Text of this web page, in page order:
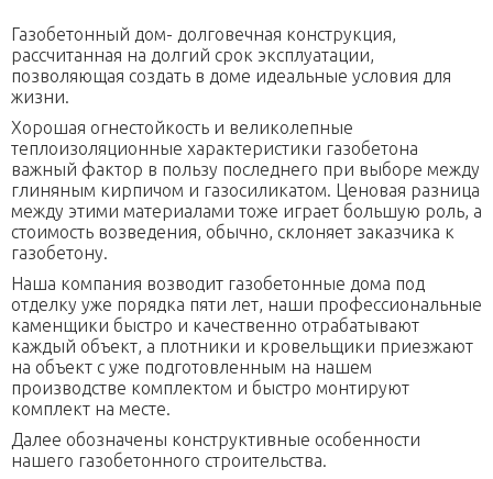
Наши технологии
Дополнительные работы
Фотогаларея
Кредит
Газобетонный дом- долговечная конструкция,
рассчитанная на долгий срок эксплуатации,
позволяющая создать в доме идеальные условия для
жизни.
Хорошая огнестойкость и великолепные
теплоизоляционные характеристики газобетона
важный фактор в пользу последнего при выборе между
глиняным кирпичом и газосиликатом. Ценовая разница
между этими материалами тоже играет большую роль, а
стоимость возведения, обычно, склоняет заказчика к
газобетону.
Наша компания возводит газобетонные дома под
отделку уже порядка пяти лет, наши профессиональные
каменщики быстро и качественно отрабатывают
каждый объект, а плотники и кровельщики приезжают
на объект с уже подготовленным на нашем
производстве комплектом и быстро монтируют
комплект на месте.
Далее обозначены конструктивные особенности
нашего газобетонного строительства.